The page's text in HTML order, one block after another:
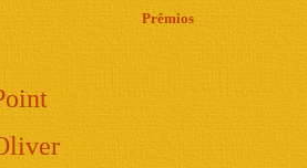
Prêmios